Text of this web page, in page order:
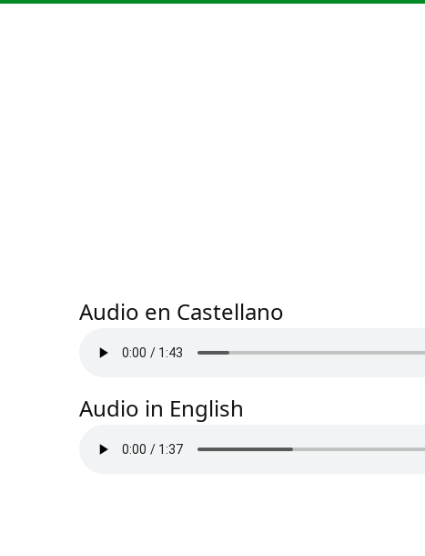
Audio en Castellano
Audio in English